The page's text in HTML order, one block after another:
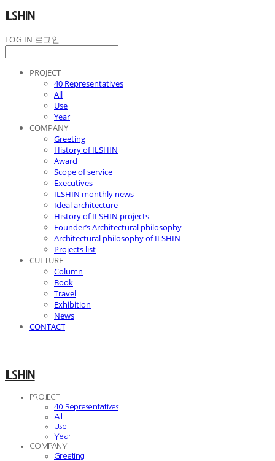
ILSHIN
LOG IN 로그인
PROJECT
40 Representatives
All
Use
Year
COMPANY
Greeting
History of ILSHIN
Award
Scope of service
Executives
ILSHIN monthly news
Ideal architecture
History of ILSHIN projects
Founder’s Architectural philosophy
Architectural philosophy of ILSHIN
Projects list
CULTURE
Column
Book
Travel
Exhibition
News
CONTACT
ILSHIN
PROJECT
40 Representatives
All
Use
Year
COMPANY
Greeting